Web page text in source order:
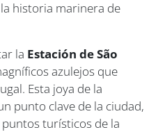
historia marinera de
la Estación de São
azulejos que
Esta joya de la
punto clave de la ciudad,
turísticos de la